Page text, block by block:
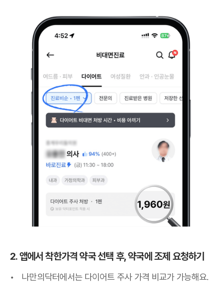
2. 앱에서 착한가격 약국 선택 후, 약국에 조제 요청하기
나만의닥터에서는 다이어트 주사 가격 비교가 가능해요.